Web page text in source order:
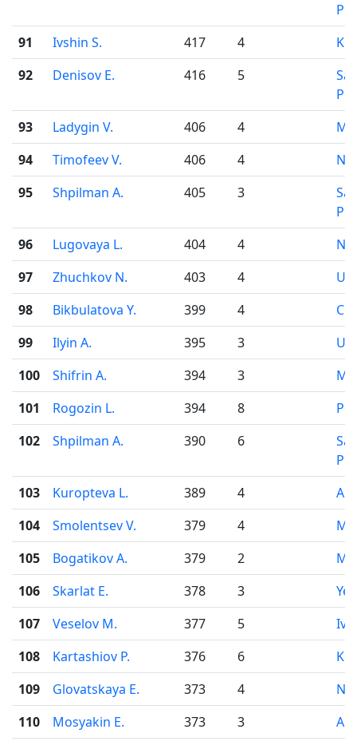
91
Ivshin S. 417 4
92
Denisov E. 416 5
93
Ladygin V. 406 4
94
Timofeev V. 406 4
95
Shpilman A. 405 3
96
Lugovaya L. 404 4
97
Zhuchkov N. 403 4
Ufa
98
Bikbulatova Y. 399 4
99
Ilyin A. 395 3
Ufa
100
Shifrin A. 394 3
101
Rogozin L. 394 8
102
Shpilman A. 390 6
103
Kuropteva L. 389 4
104
Smolentsev V. 379 4
105
Bogatikov A. 379 2
106
Skarlat E. 378 3
107
Veselov M. 377 5
108
Kartashiov P. 376 6
109
Glovatskaya E. 373 4
110
Mosyakin E. 373 3